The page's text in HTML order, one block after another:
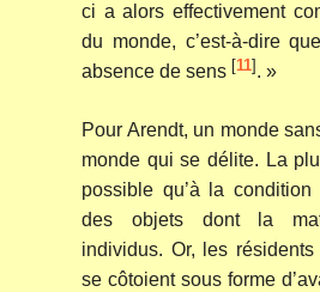
ci a alors effectivement
du monde, c’est-à-dire
absence de sens [11]. »
Pour Arendt, un monde
monde qui se délite. La
possible qu’à la condition
des objets dont la
individus. Or, les
se côtoient sous forme